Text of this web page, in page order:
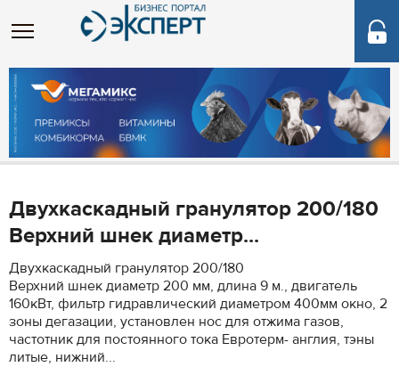
Двухкаскадный гранулятор 200/180
Верхний шнек диаметр...
Двухкаскадный гранулятор 200/180
Верхний шнек диаметр 200 мм, длина 9 м., двигатель
160кВт, фильтр гидравлический диаметром 400мм окно, 2
зоны дегазации, установлен нос для отжима газов,
частотник для постоянного тока Евротерм- англия, тэны
литые, нижний...